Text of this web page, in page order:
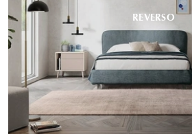
REVERSO